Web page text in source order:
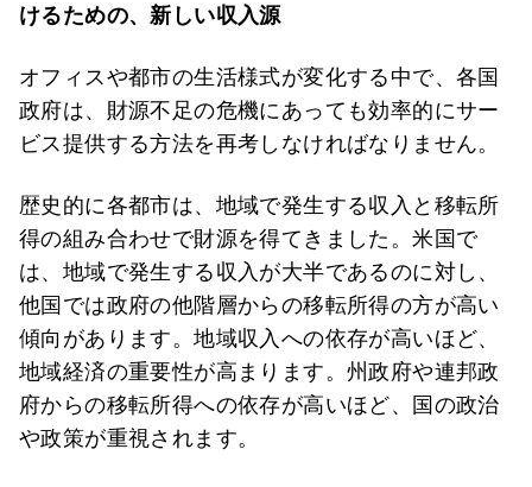
けるための、新しい収入源
オフィスや都市の生活様式が変化する中で、各国
政府は、財源不足の危機にあっても効率的にサー
ビス提供する方法を再考しなければなりません。
歴史的に各都市は、地域で発生する収入と移転所
得の組み合わせで財源を得てきました。米国で
は、地域で発生する収入が大半であるのに対し、
他国では政府の他階層からの移転所得の方が高い
傾向があります。地域収入への依存が高いほど、
地域経済の重要性が高まります。州政府や連邦政
府からの移転所得への依存が高いほど、国の政治
や政策が重視されます。